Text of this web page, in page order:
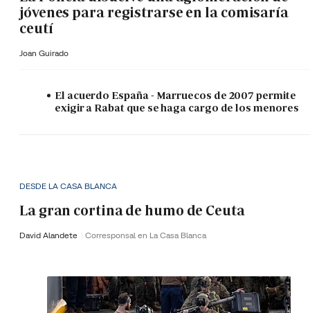
jóvenes para registrarse en la comisaría
ceutí
Joan Guirado
El acuerdo España - Marruecos de 2007 permite
exigir a Rabat que se haga cargo de los menores
DESDE LA CASA BLANCA
La gran cortina de humo de Ceuta
David Alandete Corresponsal en La Casa Blanca